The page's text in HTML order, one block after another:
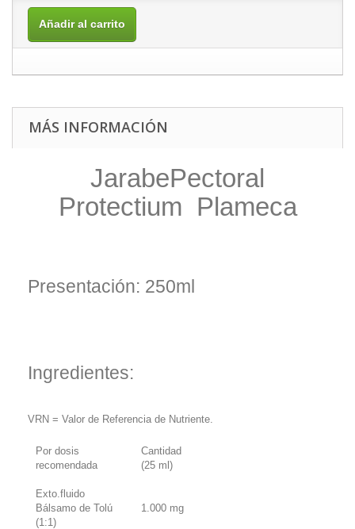
Añadir al carrito
MÁS INFORMACIÓN
JarabePectoral
Protectium Plameca
Presentación: 250ml
Ingredientes:
VRN = Valor de Referencia de Nutriente.
Por dosis
recomendada
Cantidad
(25 ml)
Exto.fluido
Bálsamo de Tolú
(1:1)
1.000 mg